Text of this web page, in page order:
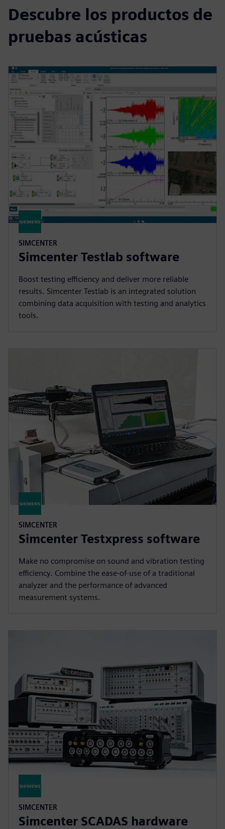
Descubre los productos de
pruebas acústicas
SIMCENTER
Simcenter Testlab software
Boost testing efficiency and deliver more reliable
results. Simcenter Testlab is an integrated solution
combining data acquisition with testing and analytics
tools.
SIMCENTER
Simcenter Testxpress software
Make no compromise on sound and vibration testing
efficiency. Combine the ease-of-use of a traditional
analyzer and the performance of advanced
measurement systems.
SIMCENTER
Simcenter SCADAS hardware